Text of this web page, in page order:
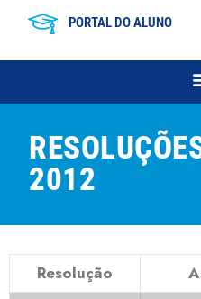
PORTAL DO ALUNO
2012
Resolução